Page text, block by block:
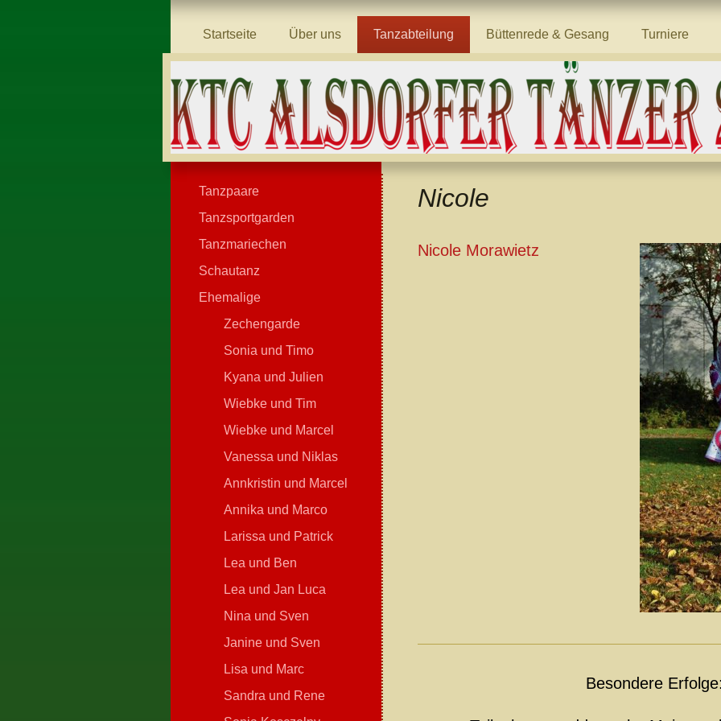
Startseite Über uns Tanzabteilung Büttenrede & Gesang Turniere
Nicole
Nicole Morawietz
Besondere
Tanzpaare
Tanzsportgarden
Tanzmariechen
Schautanz
Ehemalige
Zechengarde
Sonia und Timo
Kyana und Julien
Wiebke und Tim
Wiebke und Marcel
Vanessa und Niklas
Annkristin und Marcel
Annika und Marco
Larissa und Patrick
Lea und Ben
Lea und Jan Luca
Nina und Sven
Janine und Sven
Lisa und Marc
Sandra und Rene